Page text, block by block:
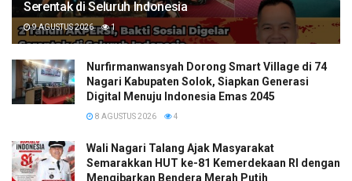
Serentak di Seluruh Indonesia
9 AGUSTUS 2026 1
Nurfirmanwansyah Dorong Smart Village di 74
Nagari Kabupaten Solok, Siapkan Generasi
Digital Menuju Indonesia Emas 2045
8 AGUSTUS 2026 4
Wali Nagari Talang Ajak Masyarakat
Semarakkan HUT ke-81 Kemerdekaan RI dengan
Mengibarkan Bendera Merah Putih